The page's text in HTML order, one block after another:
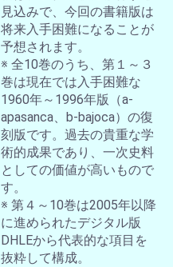
見込みで、今回の書籍版は
将来入手困難になることが
予想されます。
※ 全10巻のうち、第１～３
巻は現在では入手困難な
1960年～1996年版（a-
apasanca、b-bajoca）の復
刻版です。過去の貴重な学
術的成果であり、一次史料
としての価値が高いもので
す。
※ 第４～10巻は2005年以降
に進められたデジタル版
DHLEから代表的な項目を
抜粋して構成。